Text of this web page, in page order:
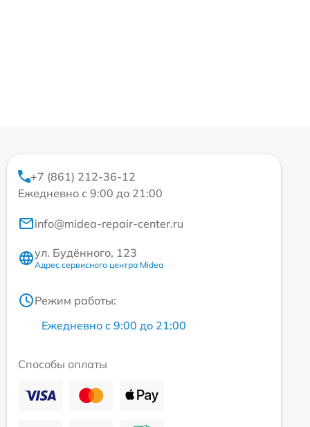
+7 (861) 212-36-12
Ежедневно с 9:00 до 21:00
info@midea-repair-center.ru
ул. Будённого, 123
Адрес сервисного центра Midea
Режим работы:
Ежедневно с 9:00 до 21:00
Способы оплаты